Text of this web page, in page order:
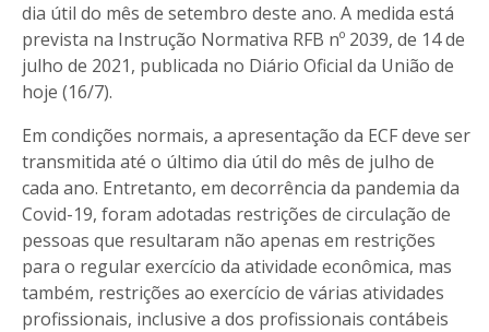
dia útil do mês de setembro deste ano. A medida está
prevista na Instrução Normativa RFB nº 2039, de 14 de
julho de 2021, publicada no Diário Oficial da União de
hoje (16/7).
Em condições normais, a apresentação da ECF deve ser
transmitida até o último dia útil do mês de julho de
cada ano. Entretanto, em decorrência da pandemia da
Covid-19, foram adotadas restrições de circulação de
pessoas que resultaram não apenas em restrições
para o regular exercício da atividade econômica, mas
também, restrições ao exercício de várias atividades
profissionais, inclusive a dos profissionais contábeis